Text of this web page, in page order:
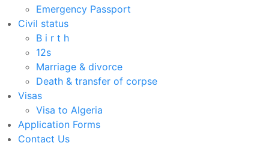
Emergency Passport
Civil status
B i r t h
12s
Marriage & divorce
Death & transfer of corpse
Visas
Visa to Algeria
Application Forms
Contact Us